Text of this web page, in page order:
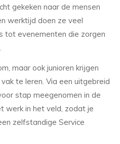
gekeken naar de mensen
werktijd doen ze veel
tot evenementen die zorgen
maar ook junioren krijgen
te leren. Via een uitgebreid
stap meegenomen in de
werk in het veld, zodat je
zelfstandige Service